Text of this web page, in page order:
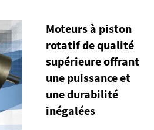
Moteurs à piston
rotatif de qualité
supérieure offrant
une puissance et
une durabilité
inégalées